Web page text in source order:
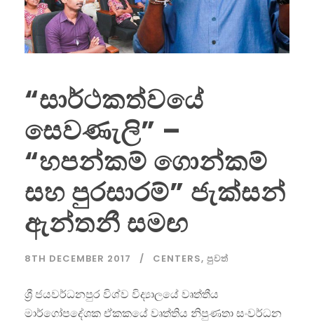
“සාර්ථකත්වයේ
සෙවණැලි” –
“හපන්කම් ගොන්කම්
සහ පුරසාරම්” ජැක්සන්
ඇන්තනී සමඟ
8TH DECEMBER 2017 CENTERS, පුවත්
ශ්‍රී ජයවර්ධනපුර විශ්ව විද්‍යාලයේ වෘත්තීය
මාර්ගෝපදේශක ඒකකයේ වෘත්තිය නිපුණතා සංවර්ධන